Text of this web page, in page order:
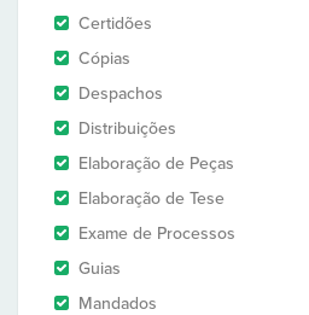
Certidões
Cópias
Despachos
Distribuições
Elaboração de Peças
Elaboração de Tese
Exame de Processos
Guias
Mandados